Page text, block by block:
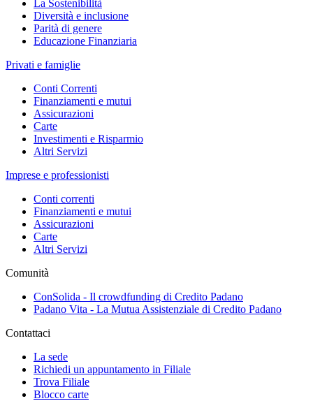
La Sostenibilità
Diversità e inclusione
Parità di genere
Educazione Finanziaria
Privati e famiglie
Conti Correnti
Finanziamenti e mutui
Assicurazioni
Carte
Investimenti e Risparmio
Altri Servizi
Imprese e professionisti
Conti correnti
Finanziamenti e mutui
Assicurazioni
Carte
Altri Servizi
Comunità
ConSolida - Il crowdfunding di Credito Padano
Padano Vita - La Mutua Assistenziale di Credito Padano
Contattaci
La sede
Richiedi un appuntamento in Filiale
Trova Filiale
Blocco carte